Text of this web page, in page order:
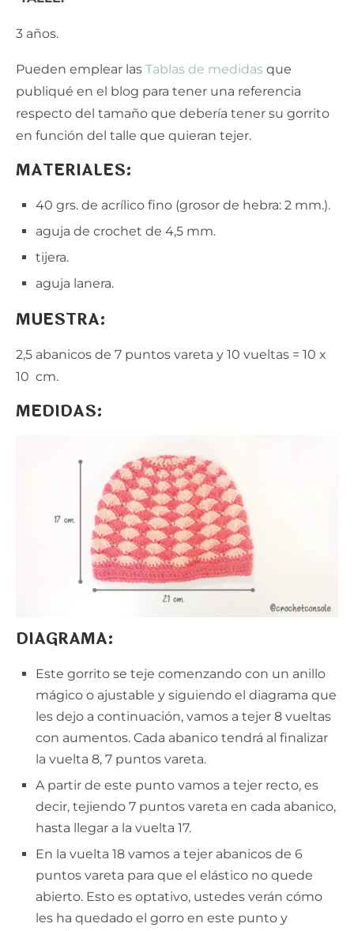
3 años.
Pueden emplear las Tablas de medidas que
publiqué en el blog para tener una referencia
respecto del tamaño que debería tener su gorrito
en función del talle que quieran tejer.
MATERIALES:
40 grs. de acrílico fino (grosor de hebra: 2 mm.).
aguja de crochet de 4,5 mm.
tijera.
aguja lanera.
MUESTRA:
2,5 abanicos de 7 puntos vareta y 10 vueltas = 10 x
10 cm.
MEDIDAS:
DIAGRAMA:
Este gorrito se teje comenzando con un anillo
mágico o ajustable y siguiendo el diagrama que
les dejo a continuación, vamos a tejer 8 vueltas
con aumentos. Cada abanico tendrá al finalizar
la vuelta 8, 7 puntos vareta.
A partir de este punto vamos a tejer recto, es
decir, tejiendo 7 puntos vareta en cada abanico,
hasta llegar a la vuelta 17.
En la vuelta 18 vamos a tejer abanicos de 6
puntos vareta para que el elástico no quede
abierto. Esto es optativo, ustedes verán cómo
les ha quedado el gorro en este punto y